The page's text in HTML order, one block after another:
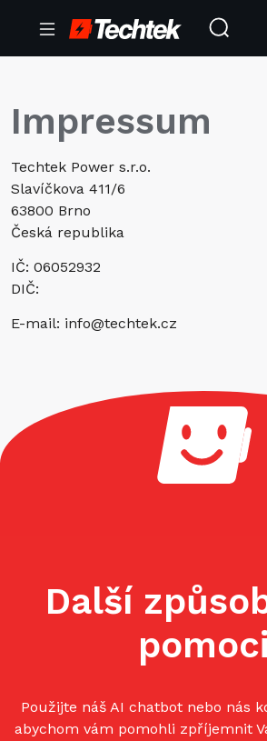
Impressum
Techtek Power s.r.o.
Slavíčkova 411/6
63800 Brno
Česká republika
IČ: 06052932
DIČ:
E-mail: info@techtek.cz
Další
pomoci
Použijte náš AI chatbot nebo nás
abychom vám pomohli zpříjemnit